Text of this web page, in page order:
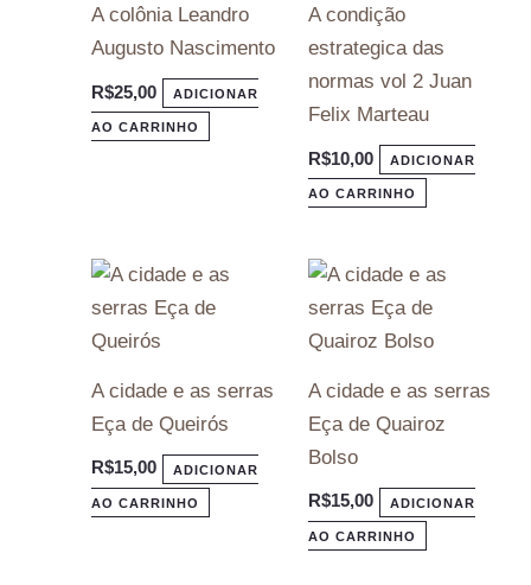
A colônia Leandro
Augusto Nascimento
R$25,00 ADICIONAR
AO CARRINHO
A condição
estrategica das
normas vol 2 Juan
Felix Marteau
R$10,00 ADICIONAR
AO CARRINHO
A cidade e as serras
Eça de Queirós
R$15,00 ADICIONAR
AO CARRINHO
A cidade e as serras
Eça de Quairoz
Bolso
R$15,00 ADICIONAR
AO CARRINHO